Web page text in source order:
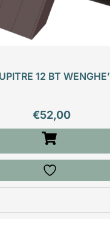
12 BT WENGHE’
€52,00